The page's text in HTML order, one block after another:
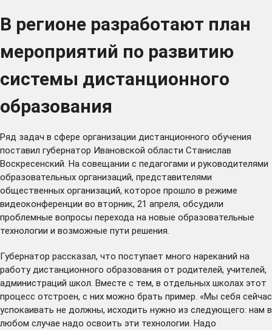
В регионе разработают план
мероприятий по развитию
системы дистанционного
образования
Ряд задач в сфере организации дистанционного обучения
поставил губернатор Ивановской области Станислав
Воскресенский. На совещании с педагогами и руководителями
образовательных организаций, представителями
общественных организаций, которое прошло в режиме
видеоконференции во вторник, 21 апреля, обсудили
проблемные вопросы перехода на новые образовательные
технологии и возможные пути решения.
Губернатор рассказал, что поступает много нареканий на
работу дистанционного образования от родителей, учителей,
администраций школ. Вместе с тем, в отдельных школах этот
процесс отстроен, с них можно брать пример. «Мы себя сейчас
успокаивать не должны, исходить нужно из следующего: нам в
любом случае надо освоить эти технологии. Надо